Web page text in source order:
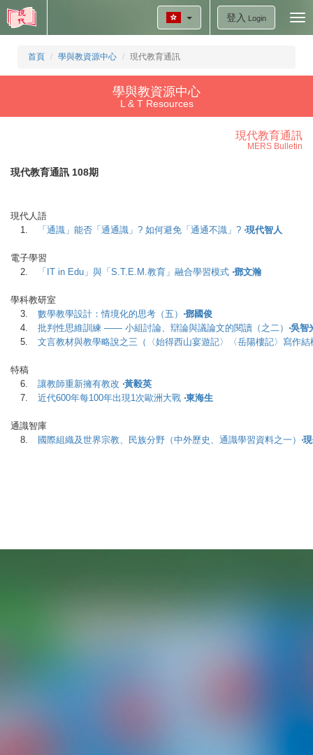
登入 Login
首頁 學與教資源中心 現代教育通訊
學與教資源中心
L & T Resources
現代教育通訊
MERS Bulletin
現代教育通訊 108期
現代人語
1.
「通識」能否「通通識」? 如何避免「通通不識」? ‧現代智人
電子學習
2.
「IT in Edu」與「S.T.E.M.教育」融合學習模式 ‧鄧文瀚
學科教研室
3.
數學教學設計：情境化的思考（五） ‧鄧國俊
4.
批判性思維訓練 —— 小組討論、辯論與議論文的閱讀（之二） ‧吳智
5.
文言教材與教學略說之三（〈始得西山宴遊記〉〈岳陽樓記〉寫作結
特稿
6.
讓教師重新擁有教改 ‧黃毅英
7.
近代600年每100年出現1次歐洲大戰 ‧東海生
通識智庫
8.
國際組織及世界宗教、民族分野（中外歷史、通識學習資料之一） ‧